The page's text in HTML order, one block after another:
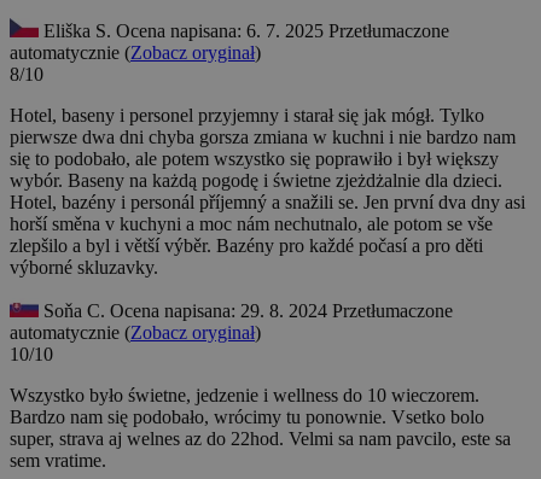
Eliška S. Ocena napisana: 6. 7. 2025 Przetłumaczone
automatycznie (Zobacz oryginał)
8/10
Hotel, baseny i personel przyjemny i starał się jak mógł. Tylko
pierwsze dwa dni chyba gorsza zmiana w kuchni i nie bardzo nam
się to podobało, ale potem wszystko się poprawiło i był większy
wybór. Baseny na każdą pogodę i świetne zjeżdżalnie dla dzieci.
Hotel, bazény i personál příjemný a snažili se. Jen první dva dny asi
horší směna v kuchyni a moc nám nechutnalo, ale potom se vše
zlepšilo a byl i větší výběr. Bazény pro každé počasí a pro děti
výborné skluzavky.
Soňa C. Ocena napisana: 29. 8. 2024 Przetłumaczone
automatycznie (Zobacz oryginał)
10/10
Wszystko było świetne, jedzenie i wellness do 10 wieczorem.
Bardzo nam się podobało, wrócimy tu ponownie. Vsetko bolo
super, strava aj welnes az do 22hod. Velmi sa nam pavcilo, este sa
sem vratime.